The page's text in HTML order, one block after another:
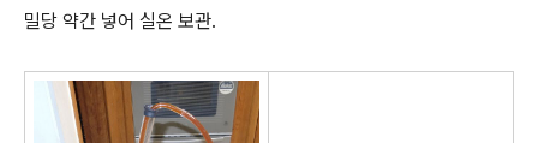
밀당 약간 넣어 실온 보관.